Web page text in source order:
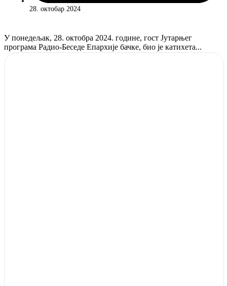
28. октобар 2024
У понедељак, 28. октобра 2024. године, гост Јутарњег
програма Радио-Беседе Епархије бачке, био је катихета...